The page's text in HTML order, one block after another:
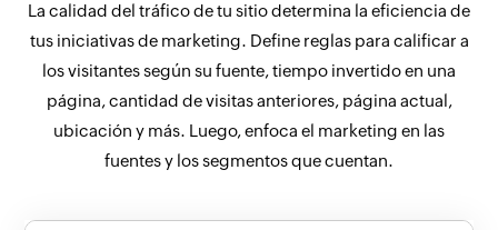
La calidad del tráfico de tu sitio determina la eficiencia de
tus iniciativas de marketing. Define reglas para calificar a
los visitantes según su fuente, tiempo invertido en una
página, cantidad de visitas anteriores, página actual,
ubicación y más. Luego, enfoca el marketing en las
fuentes y los segmentos que cuentan.